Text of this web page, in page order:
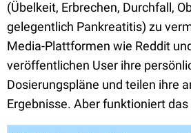
(Übelkeit, Erbrechen, Durchfall,
gelegentlich Pankreatitis) zu
Media-Plattformen wie Reddit
veröffentlichen User ihre
Dosierungspläne und teilen ihre
Ergebnisse. Aber funktioniert